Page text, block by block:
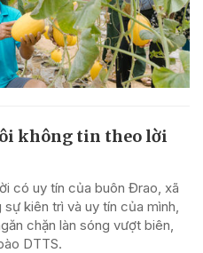
không tin theo lời
có uy tín của buôn Đrao, xã
kiên trì và uy tín của mình,
chặn làn sóng vượt biên,
DTTS.